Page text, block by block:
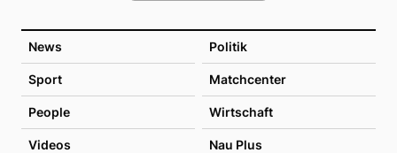
News Politik
Sport Matchcenter
People Wirtschaft
Videos Nau Plus